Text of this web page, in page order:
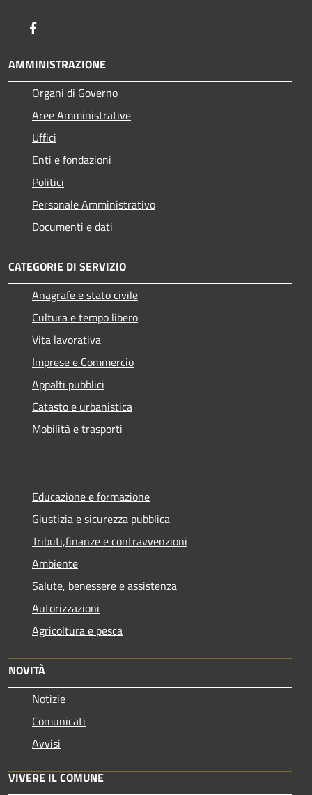
AMMINISTRAZIONE
Organi di Governo
Aree Amministrative
Uffici
Enti e fondazioni
Politici
Personale Amministrativo
Documenti e dati
CATEGORIE DI SERVIZIO
Anagrafe e stato civile
Cultura e tempo libero
Vita lavorativa
Imprese e Commercio
Appalti pubblici
Catasto e urbanistica
Mobilità e trasporti
Educazione e formazione
Giustizia e sicurezza pubblica
Tributi,finanze e contravvenzioni
Ambiente
Salute, benessere e assistenza
Autorizzazioni
Agricoltura e pesca
NOVITÀ
Notizie
Comunicati
Avvisi
VIVERE IL COMUNE